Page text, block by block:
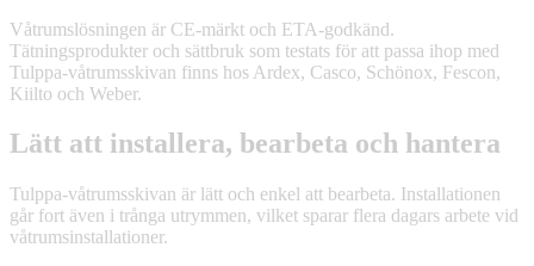
Våtrumslösningen är CE-märkt och ETA-godkänd.
Tätningsprodukter och sättbruk som testats för att passa ihop med
Tulppa-våtrumsskivan finns hos Ardex, Casco, Schönox, Fescon,
Kiilto och Weber.
Lätt att installera, bearbeta och hantera
Tulppa-våtrumsskivan är lätt och enkel att bearbeta. Installationen
går fort även i trånga utrymmen, vilket sparar flera dagars arbete vid
våtrumsinstallationer.